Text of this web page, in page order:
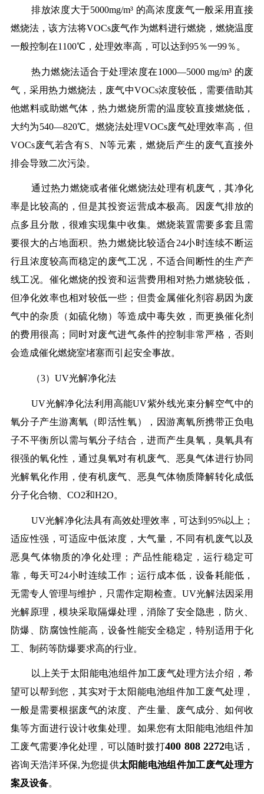
排放浓度大于5000mg/m³ 的高浓度废气一般采用直接
燃烧法，该方法将VOCs废气作为燃料进行燃烧，燃烧温度
一般控制在1100℃，处理效率高，可以达到95％一99％。
热力燃烧法适合于处理浓度在1000—5000 mg/m³ 的废
气，采用热力燃烧法，废气中VOCs浓度较低，需要借助其
他燃料或助燃气体，热力燃烧所需的温度较直接燃烧低，
大约为540—820℃。燃烧法处理VOCs废气处理效率高，但
VOCs废气若含有S、N等元素，燃烧后产生的废气直接外
排会导致二次污染。
通过热力燃烧或者催化燃烧法处理有机废气，其净化
率是比较高的，但是其投资运营成本极高。因废气排放的
点多且分散，很难实现集中收集。燃烧装置需要多套且需
要很大的占地面积。热力燃烧比较适合24小时连续不断运
行且浓度较高而稳定的废气工况，不适合间断性的生产产
线工况。催化燃烧的投资和运营费用相对热力燃烧较低，
但净化效率也相对较低一些；但贵金属催化剂容易因为废
气中的杂质（如硫化物）等造成中毒失效，而更换催化剂
的费用很高；同时对废气进气条件的控制非常严格，否则
会造成催化燃烧室堵塞而引起安全事故。
（3）UV光解净化法
UV光解净化法利用高能UV紫外线光束分解空气中的
氧分子产生游离氧（即活性氧），因游离氧所携带正负电
子不平衡所以需与氧分子结合，进而产生臭氧，臭氧具有
很强的氧化性，通过臭氧对有机废气、恶臭气体进行协同
光解氧化作用，使有机废气、恶臭气体物质降解转化成低
分子化合物、CO2和H2O。
UV光解净化法具有高效处理效率，可达到95%以上；
适应性强，可适应中低浓度，大气量，不同有机废气以及
恶臭气体物质的净化处理；产品性能稳定，运行稳定可
靠，每天可24小时连续工作；运行成本低，设备耗能低，
无需专人管理与维护，只需作定期检查。UV光解法因采用
光解原理，模块采取隔爆处理，消除了安全隐患，防火、
防爆、防腐蚀性能高，设备性能安全稳定，特别适用于化
工、制药等防爆要求高的行业。
以上关于太阳能电池组件加工废气处理方法介绍，希
望可以帮到您，其实对于太阳能电池组件加工废气处理，
一般是需要根据废气的浓度、产生量、废气成分、如何收
集等方面进行设计收集处理。如果您有太阳能电池组件加
工废气需要净化处理，可以随时拨打400 808 2272电话，
咨询天浩洋环保,为您提供太阳能电池组件加工废气处理方
案及设备。